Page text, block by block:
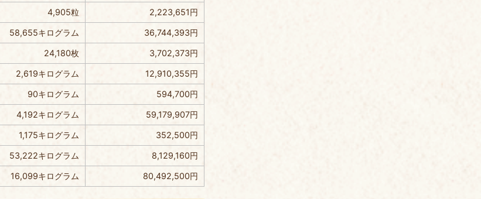
4,905粒 2,223,651円
58,655キログラム 36,744,393円
24,180枚 3,702,373円
2,619キログラム 12,910,355円
90キログラム 594,700円
4,192キログラム 59,179,907円
1,175キログラム 352,500円
53,222キログラム 8,129,160円
16,099キログラム 80,492,500円